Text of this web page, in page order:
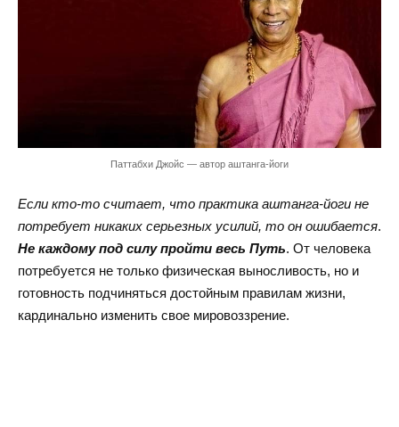
Паттабхи Джойс — автор аштанга-йоги
Если кто-то считает, что практика аштанга-йоги не
потребует никаких серьезных усилий, то он ошибается.
Не каждому под силу пройти весь Путь. От человека
потребуется не только физическая выносливость, но и
готовность подчиняться достойным правилам жизни,
кардинально изменить свое мировоззрение.